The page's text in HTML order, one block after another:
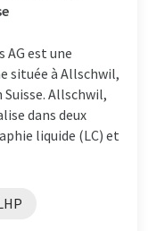
AG est une
située à Allschwil,
Allschwil,
dans deux
liquide (LC) et